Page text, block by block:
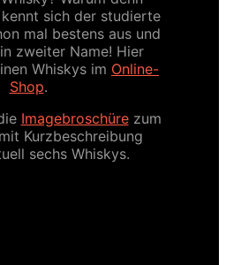
sich der studierte
mal bestens aus und
zweiter Name! Hier
Whiskys im Online-
Shop.
Imagebroschürezum
Kurzbeschreibung
sechs Whiskys.